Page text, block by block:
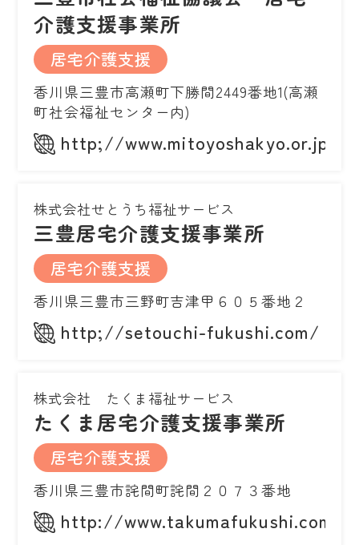
介護支援事業所
居宅介護支援
香川県三豊市高瀬町下勝間2449番地1(高瀬
町社会福祉センター内)
http;//www.mitoyoshakyo.or.jp
株式会社せとうち福祉サービス
三豊居宅介護支援事業所
居宅介護支援
香川県三豊市三野町吉津甲６０５番地２
http;//setouchi-fukushi.com/
株式会社 たくま福祉サービス
たくま居宅介護支援事業所
居宅介護支援
香川県三豊市詫間町詫間２０７３番地
http://www.takumafukushi.com/